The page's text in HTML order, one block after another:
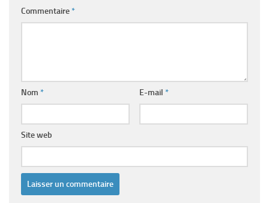
Commentaire*
Nom * E-mail *
Site web